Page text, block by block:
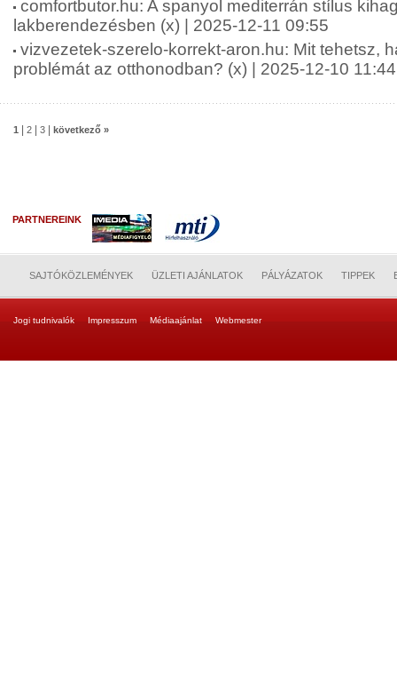
comfortbutor.hu: A spanyol mediterrán stílus
lakberendezésben (x) | 2025-12-11 09:55
vizvezetek-szerelo-korrekt-aron.hu: Mit tehetsz,
problémát az otthonodban? (x) | 2025-12-10 11:44
1 2 3 következő »
PARTNEREINK
SAJTÓKÖZLEMÉNYEK ÜZLETI AJÁNLATOK PÁLYÁZATOK TIPPEK
Jogi tudnivalók Impresszum Médiaajánlat Webmester